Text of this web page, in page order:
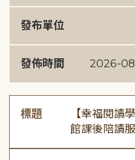
發布單位
發佈時間 2026-
標題
【幸福閱讀
館課後陪讀